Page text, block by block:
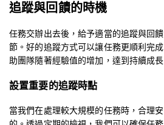
追蹤與回饋的時機
任務交辦出去後，給予適當的追蹤與回
節。好的追蹤方式可以讓任務更順利完
助團隊隨著經驗值的增加，達到持續成長
設置重要的追蹤時點
當我們在處理較大規模的任務時，合理